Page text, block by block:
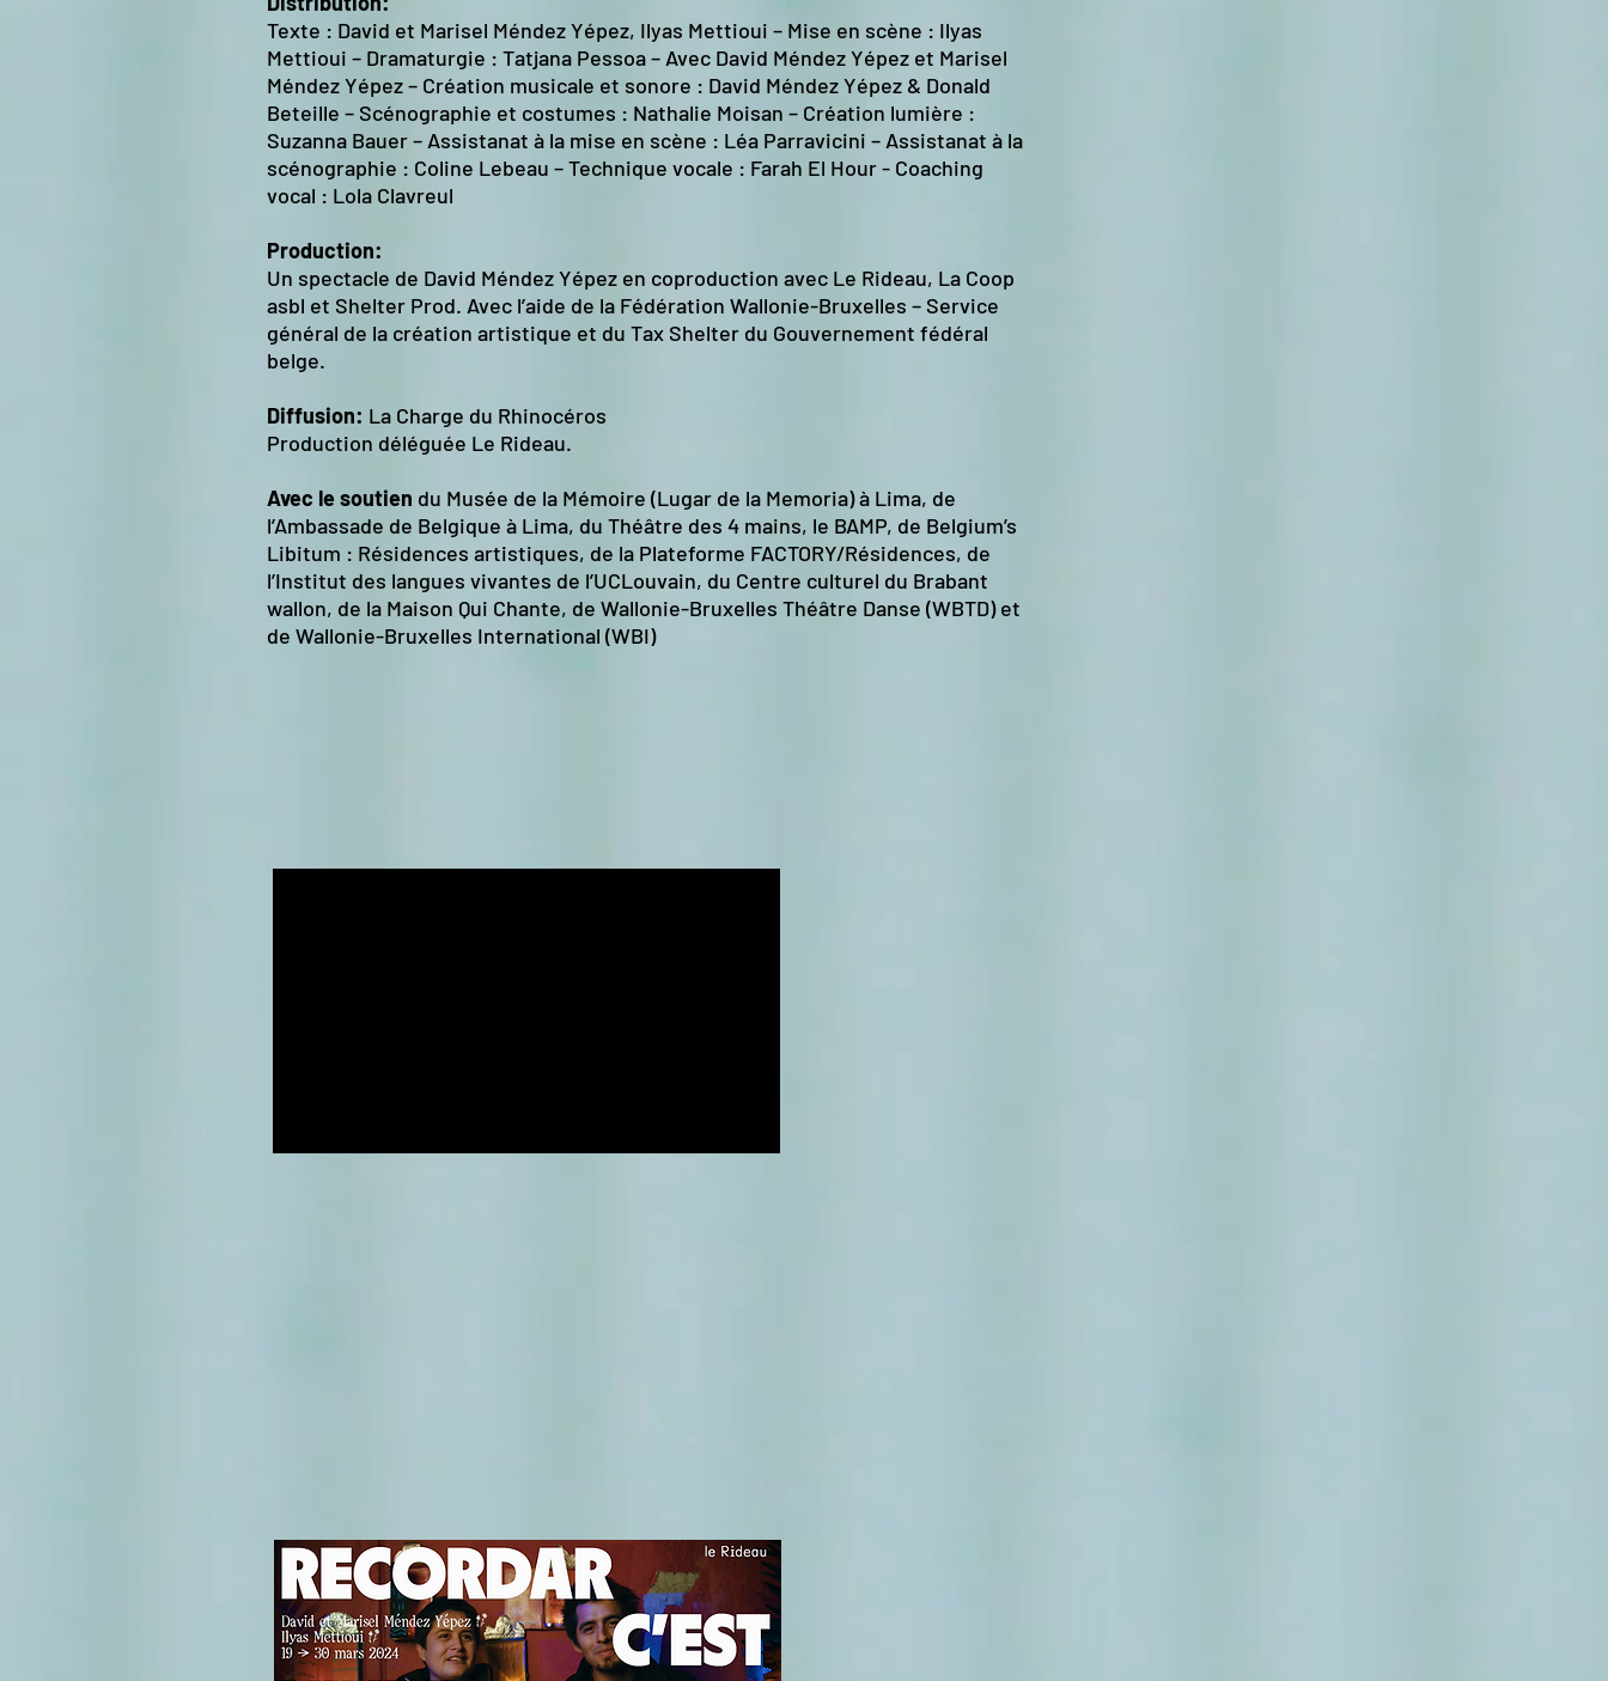
Texte : David et Marisel Méndez Yépez, Ilyas Mettioui – Mise en scène : Ilyas
Mettioui – Dramaturgie : Tatjana Pessoa – Avec David Méndez Yépez et Marisel
Méndez Yépez – Création musicale et sonore : David Méndez Yépez & Donald
Beteille – Scénographie et costumes : Nathalie Moisan – Création lumière :
Suzanna Bauer – Assistanat à la mise en scène : Léa Parravicini – Assistanat à la
scénographie : Coline Lebeau – Technique vocale : Farah El Hour - Coaching
vocal : Lola Clavreul
Production:
Un spectacle de David Méndez Yépez en coproduction avec Le Rideau, La Coop
asbl et Shelter Prod. Avec l’aide de la Fédération Wallonie-Bruxelles – Service
général de la création artistique et du Tax Shelter du Gouvernement fédéral
belge.
Diffusion: La Charge du Rhinocéros
Production déléguée Le Rideau.
Avec le soutien du Musée de la Mémoire (Lugar de la Memoria) à Lima, de
l’Ambassade de Belgique à Lima, du Théâtre des 4 mains, le BAMP, de Belgium’s
Libitum : Résidences artistiques, de la Plateforme FACTORY/Résidences, de
l’Institut des langues vivantes de l’UCLouvain, du Centre culturel du Brabant
wallon, de la Maison Qui Chante, de Wallonie-Bruxelles Théâtre Danse (WBTD) et
de Wallonie-Bruxelles International (WBI)